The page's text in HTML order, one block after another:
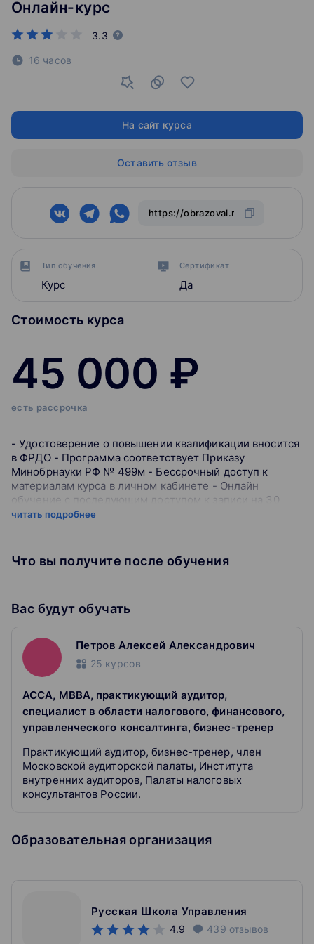
Тип обучения
Курс
Сертификат
Да
Стоимость курса
45 000 ₽
есть рассрочка
- Удостоверение о повышении квалификации вносится
в ФРДО - Программа соответствует Приказу
Минобрнауки РФ № 499м - Бессрочный доступ к
материалам курса в личном кабинете - Онлайн
обучение с последующим доступом к записи на 30
дней - Разбор актуальной практики и примеров
управленческого учета и внутреннего аудита. На курсе
вы познакомитесь с методами планирования и
навыки позволят вам оптимизировать бизнес-
компании
читать подробнее
Что вы получите после обучения
Вас будут обучать
Петров Алексей Александрович
25 курсов
АССА, MBBA, практикующий аудитор,
специалист в области налогового, финансового,
управленческого консалтинга, бизнес-тренер
Практикующий аудитор, бизнес-тренер, член
Московской аудиторской палаты, Института
внутренних аудиторов, Палаты налоговых
консультантов России.
Образовательная организация
Русская Школа Управления
4.9 439 отзывов
Онлайн-курс
3.3
16 часов
На сайт курса
Оставить отзыв